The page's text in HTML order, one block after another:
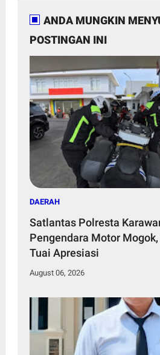
ANDA MUNGKIN
POSTINGAN INI
DAERAH
Satlantas Polresta
Pengendara Motor
Tuai Apresiasi
August 06, 2026